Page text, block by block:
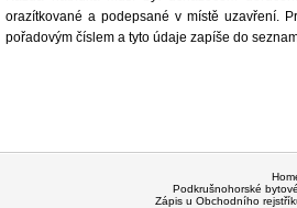
orazítkované a podepsané v místě uzavření.
pořadovým číslem a tyto údaje zapíše do
Podkrušnohorské
Zápis u Obchodního